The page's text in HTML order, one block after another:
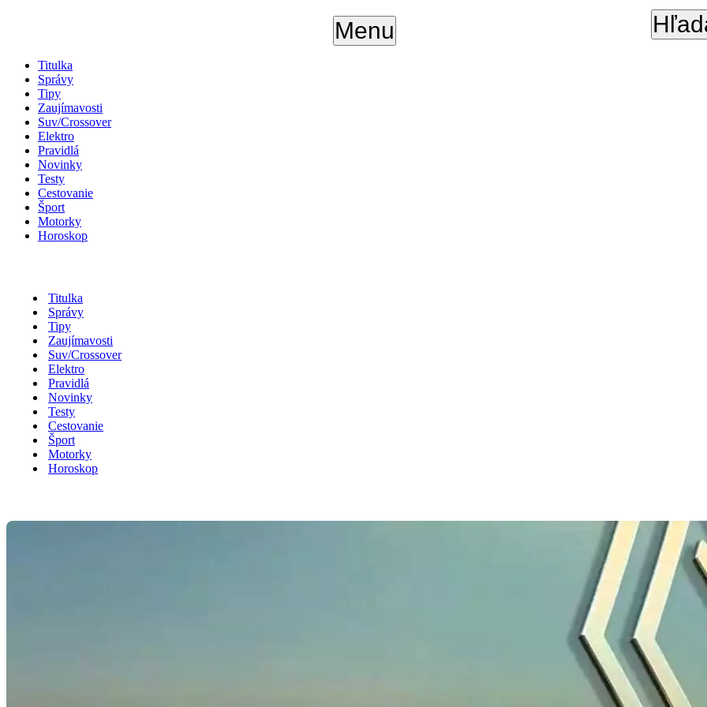
Menu
Titulka
Správy
Tipy
Zaujímavosti
Suv/Crossover
Elektro
Pravidlá
Novinky
Testy
Cestovanie
Šport
Motorky
Horoskop
Titulka
Správy
Tipy
Zaujímavosti
Suv/Crossover
Elektro
Pravidlá
Novinky
Testy
Cestovanie
Šport
Motorky
Horoskop